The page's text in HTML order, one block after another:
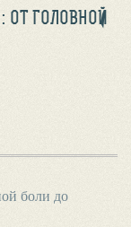
ОТ ГОЛОВНОЙ
боли до